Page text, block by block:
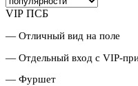
VIP ПСБ
— Отличный вид на поле
— Отдельный вход с VIP-
— Фуршет